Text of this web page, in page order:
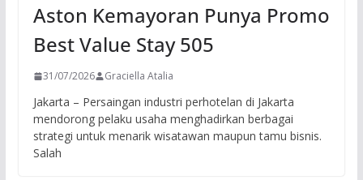
Aston Kemayoran Punya Promo
Best Value Stay 505
31/07/2026 Graciella Atalia
Jakarta – Persaingan industri perhotelan di Jakarta
mendorong pelaku usaha menghadirkan berbagai
strategi untuk menarik wisatawan maupun tamu bisnis.
Salah